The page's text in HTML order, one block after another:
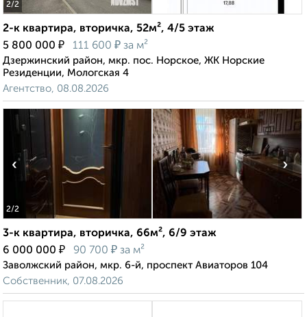
2/2
2-к квартира, вторичка, 52м², 4/5 этаж
5 800 000 ₽ 111 600 ₽ за м²
Дзержинский район, мкр. пос. Норское, ЖК Норские
Резиденции, Мологская 4
Агентство, 08.08.2026
2/2
‹ ›
3-к квартира, вторичка, 66м², 6/9 этаж
6 000 000 ₽ 90 700 ₽ за м²
Заволжский район, мкр. 6-й, проспект Авиаторов 104
Собственник, 07.08.2026